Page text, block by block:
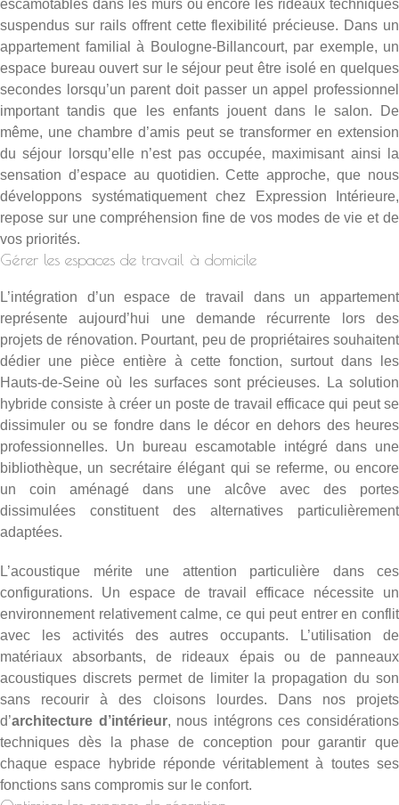
escamotables dans les murs ou encore les rideaux techniques
suspendus sur rails offrent cette flexibilité précieuse. Dans un
appartement familial à Boulogne-Billancourt, par exemple, un
espace bureau ouvert sur le séjour peut être isolé en quelques
secondes lorsqu’un parent doit passer un appel professionnel
important tandis que les enfants jouent dans le salon. De
même, une chambre d’amis peut se transformer en extension
du séjour lorsqu’elle n’est pas occupée, maximisant ainsi la
sensation d’espace au quotidien. Cette approche, que nous
développons systématiquement chez
Expression Intérieure,
repose sur une compréhension fine de vos modes de vie et de
vos priorités.
Gérer les espaces de travail à domicile
L’intégration d’un espace de travail dans un appartement
représente aujourd’hui une demande récurrente lors des
projets de rénovation. Pourtant, peu de propriétaires souhaitent
dédier une pièce entière à cette fonction, surtout dans les
Hauts-de-Seine où les surfaces sont précieuses. La solution
hybride consiste à créer un poste de travail efficace qui peut se
dissimuler ou se fondre dans le décor en dehors des heures
professionnelles. Un bureau escamotable intégré dans une
bibliothèque, un secrétaire élégant qui se referme, ou encore
un coin aménagé dans une alcôve avec des portes
dissimulées constituent des alternatives particulièrement
adaptées.
L’acoustique mérite une attention particulière dans ces
configurations. Un espace de travail efficace nécessite un
environnement relativement calme, ce qui peut entrer en conflit
avec les activités des autres occupants. L’utilisation de
matériaux absorbants, de rideaux épais ou de panneaux
acoustiques discrets permet de limiter la propagation du son
sans recourir à des cloisons lourdes. Dans nos projets
d’architecture d’intérieur, nous intégrons ces considérations
techniques dès la phase de conception pour garantir que
chaque espace hybride réponde véritablement à toutes ses
fonctions sans compromis sur le confort.